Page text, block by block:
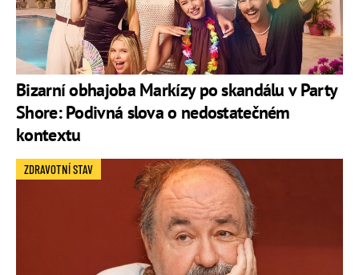
Bizarní obhajoba Markízy po skandálu v Party
Shore: Podivná slova o nedostatečném
kontextu
ZDRAVOTNÍ STAV